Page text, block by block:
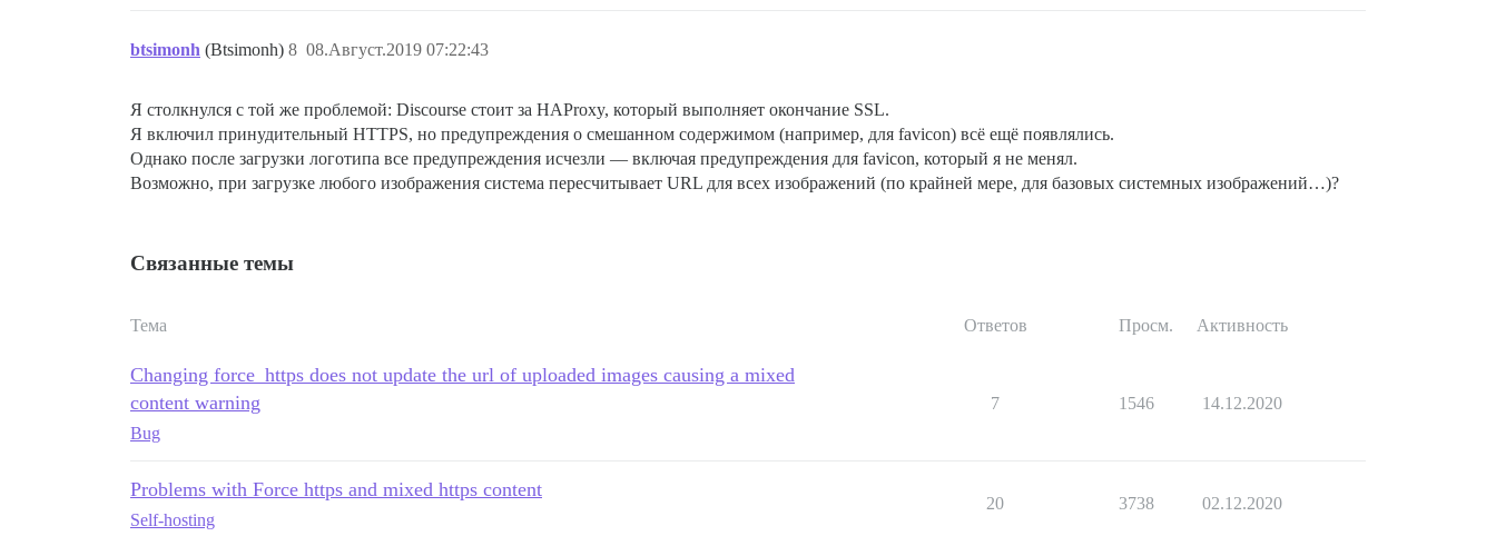
btsimonh (Btsimonh) 08.Август.2019 07:22:43
8
Я столкнулся с той же проблемой: Discourse стоит за HAProxy, который выполняет окончание SSL.
Я включил принудительный HTTPS, но предупреждения о смешанном содержимом (например, для favicon) всё ещё появлялись.
Однако после загрузки логотипа все предупреждения исчезли — включая предупреждения для favicon, который я не менял.
Возможно, при загрузке любого изображения система пересчитывает URL для всех изображений (по крайней мере, для базовых системных изображений…)?
Связанные темы
Тема Ответов Просм. Активность
Changing force_https does not update the url of uploaded images causing a mixed
content warning
Bug
7 1546 14.12.2020
Problems with Force https and mixed https content
Self-hosting
20 3738 02.12.2020